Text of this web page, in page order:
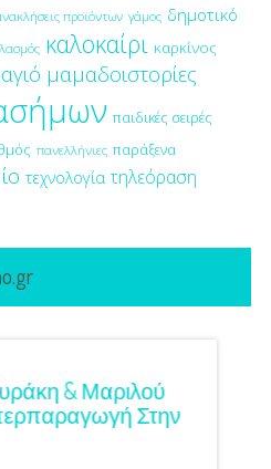
προϊόντων γάμος δημοτικό
καλοκαίρι καρκίνος
μαμαδοιστορίες
παιδικές σειρές
πανελλήνιες παράξενα
τεχνολογία τηλεόραση
& Μαριλού
Στην